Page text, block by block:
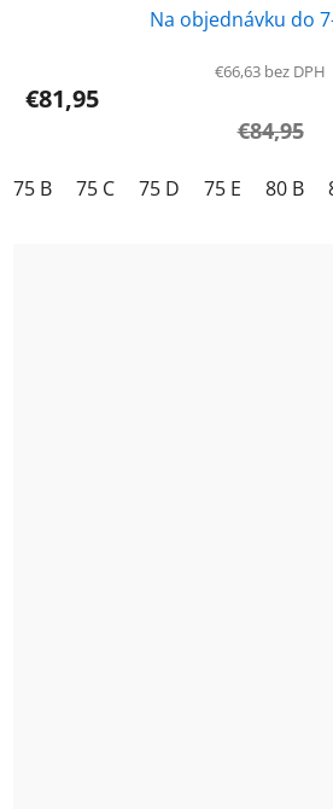
Na objednávku do
€66,63 bez DPH
€81,95
€84,95
75 B 75 C 75 D 75 E 80 B